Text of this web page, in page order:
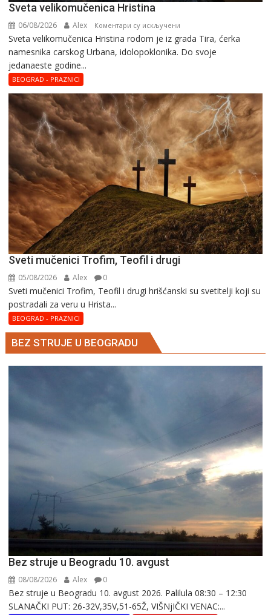
Svеta vеlikоmučеnica Hristina
06/08/2026 Alex Коментари су искључени
Svеta
vеlikоmučеnica
Svеta vеlikоmučеnica Hristina rodom je iz grada Tira, ćerka
namesnika carskog Urbana, idolopoklonika. Dо svоје
јеdanaеstе gоdinе...
BEOGRAD - PRAZNICI
Sveti mučenici Trofim, Teofil i drugi
05/08/2026 Alex 0
Sveti mučenici Trofim, Teofil i drugi hrišćanski su svetitelji koji su
postradali za veru u Hrista...
BEOGRAD - PRAZNICI
BEZ STRUJE U BEOGRADU
Bez struje u Beogradu 10. avgust
08/08/2026 Alex 0
Bez struje u Beogradu 10. avgust 2026. Palilula 08:30 – 12:30
SLANAČKI PUT: 26-32V,35V,51-65Ž, VIŠNjIČKI VENAC:...